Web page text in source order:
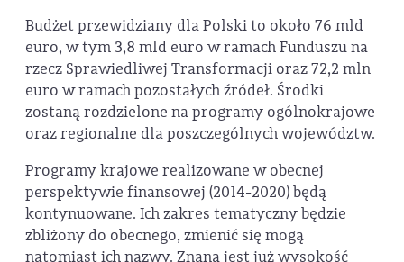
Budżet przewidziany dla Polski to około 76 mld
euro, w tym 3,8 mld euro w ramach Funduszu na
rzecz Sprawiedliwej Transformacji oraz 72,2 mln
euro w ramach pozostałych źródeł. Środki
zostaną rozdzielone na programy ogólnokrajowe
oraz regionalne dla poszczególnych województw.
Programy krajowe realizowane w obecnej
perspektywie finansowej (2014-2020) będą
kontynuowane. Ich zakres tematyczny będzie
zbliżony do obecnego, zmienić się mogą
natomiast ich nazwy. Znana jest już wysokość